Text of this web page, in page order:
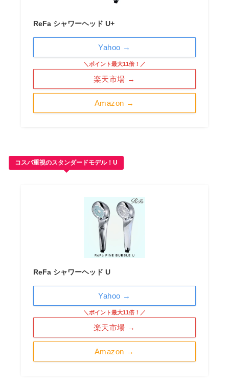
ReFa シャワーヘッド U+
Amazon →
＼ポイント最大11倍！／
楽天市場 →
Yahoo →
コスパ重視のスタンダードモデル！U
ReFa シャワーヘッド U
Amazon →
＼ポイント最大11倍！／
楽天市場 →
Yahoo →